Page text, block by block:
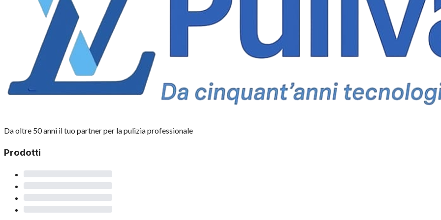
Da oltre 50 anni il tuo partner per la pulizia professionale
Prodotti